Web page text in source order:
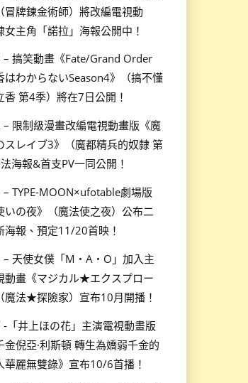
冒牌鍊金術師）將改編電視動
女主角「諾拉」海報公開中！
搞笑動畫《Fate/Grand Order
はわからないSeason4》（搞不懂
香 第4季）將在7日公開！
限制級漫畫改編電視動畫版《魔
スレイブ3》（魔都精兵的奴隸 第
海報&首支PV一同公開！
TYPE-MOON×ufotable劇場版
いの夜》（魔法使之夜）公布二
海報、預定11/20首映！
天使女僕「M・A・O」加入主
動畫《マジカル★エクスプロー
魔法★探險家）宣布10月開播！
「井上ほの花」主演電視動畫版
金倪亞·利斯頓 轉生為嬌弱千金的
華麗無雙錄》宣布10/6首播！